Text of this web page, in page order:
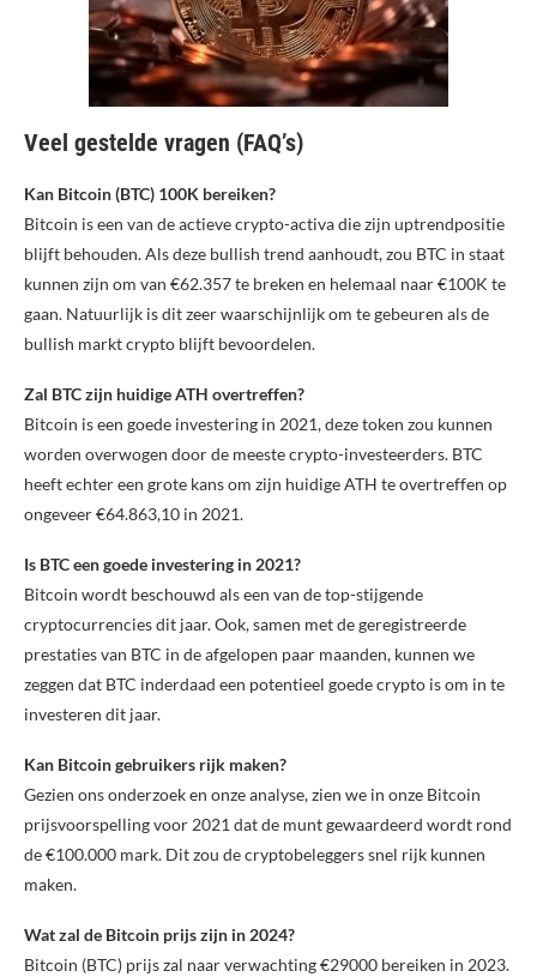
Veel gestelde vragen (FAQ’s)
Kan Bitcoin (BTC) 100K bereiken?
Bitcoin is een van de actieve crypto-activa die zijn uptrendpositie
blijft behouden. Als deze bullish trend aanhoudt, zou BTC in staat
kunnen zijn om van €62.357 te breken en helemaal naar €100K te
gaan. Natuurlijk is dit zeer waarschijnlijk om te gebeuren als de
bullish markt crypto blijft bevoordelen.
Zal BTC zijn huidige ATH overtreffen?
Bitcoin is een goede investering in 2021, deze token zou kunnen
worden overwogen door de meeste crypto-investeerders. BTC
heeft echter een grote kans om zijn huidige ATH te overtreffen op
ongeveer €64.863,10 in 2021.
Is BTC een goede investering in 2021?
Bitcoin wordt beschouwd als een van de top-stijgende
cryptocurrencies dit jaar. Ook, samen met de geregistreerde
prestaties van BTC in de afgelopen paar maanden, kunnen we
zeggen dat BTC inderdaad een potentieel goede crypto is om in te
investeren dit jaar.
Kan Bitcoin gebruikers rijk maken?
Gezien ons onderzoek en onze analyse, zien we in onze Bitcoin
prijsvoorspelling voor 2021 dat de munt gewaardeerd wordt rond
de €100.000 mark. Dit zou de cryptobeleggers snel rijk kunnen
maken.
Wat zal de Bitcoin prijs zijn in 2024?
Bitcoin (BTC) prijs zal naar verwachting €29000 bereiken in 2023.